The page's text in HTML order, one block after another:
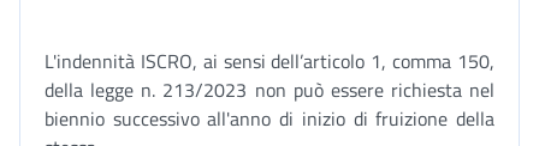
L'indennità ISCRO, ai sensi dell’articolo 1, comma 150,
della legge n. 213/2023 non può essere richiesta nel
biennio successivo all'anno di inizio di fruizione della